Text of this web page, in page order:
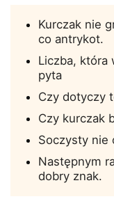
Kurczak nie
co antrykot.
Liczba, która
pyta
Czy dotyczy
Czy kurczak
Soczysty nie
Następnym
dobry znak.